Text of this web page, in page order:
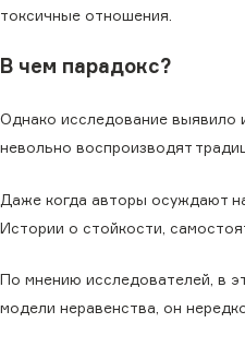
токсичные отношения.
В чем парадокс?
Однако исследование выявило
невольно воспроизводят
Даже когда авторы осуждают
Истории о стойкости,
По мнению исследователей, в
модели неравенства, он